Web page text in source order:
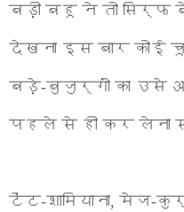
बड़ी बहू ने तो सिर्फ
देखना इस बार कोई
बड़े-बुजुर्गों का उसे
पहले से ही कर लेना
टेंट-शामियाना, मेज-